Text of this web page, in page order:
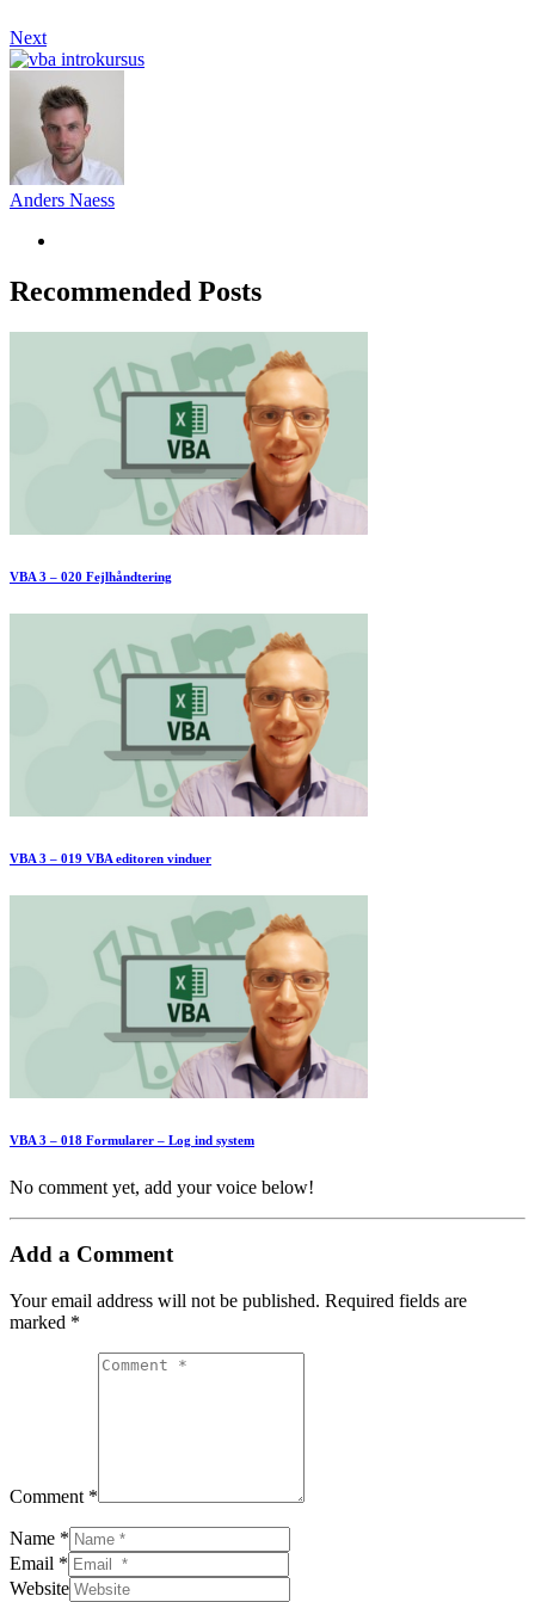
Next
Anders Naess
Recommended Posts
VBA 3 – 020 Fejlhåndtering
VBA 3 – 019 VBA editoren vinduer
VBA 3 – 018 Formularer – Log ind system
No comment yet, add your voice below!
Add a Comment
Your email address will not be published. Required fields are
marked *
Comment *
Name *
Email *
Website